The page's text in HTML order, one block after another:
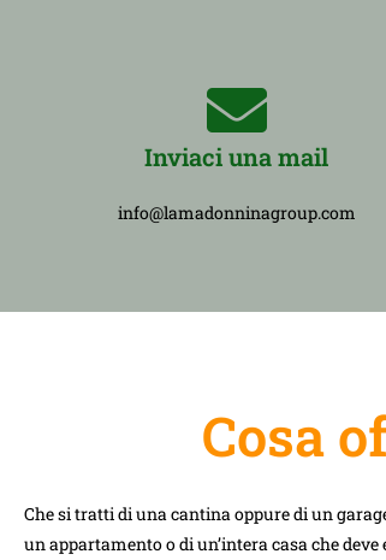
Inviaci una mail
info@lamadonninagroup.com
Cosa
Che si tratti di una cantina oppure di un
un appartamento o di un’intera casa che deve